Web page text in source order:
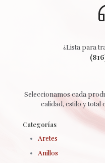
¿Lista para
Seleccionamos cada
calidad, estilo y total
Categorías
Aretes
Anillos